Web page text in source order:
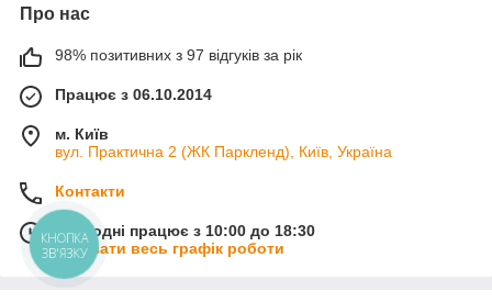
Про нас
98% позитивних з 97 відгуків за рік
Працює з 06.10.2014
м. Київ
вул. Практична 2 (ЖК Паркленд), Київ, Україна
Контакти
Сьогодні працює з 10:00 до 18:30
Показати весь графік роботи
КНОПКА
ЗВ'ЯЗКУ